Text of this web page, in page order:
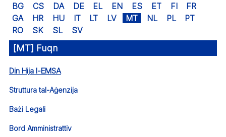
BG CS DA DE EL EN ES ET FI
FR
GA
HR HU IT LT LV MT NL PL
PT
RO
SK SL SV
[MT] Fuqn
Din Hija l-EMSA
Struttura tal-Aġenzija
Bażi Legali
Bord Amministrattiv